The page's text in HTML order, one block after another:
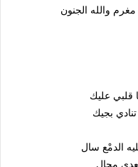
والله الجنون
قلبي عليك
بجيك
الدمْع سال